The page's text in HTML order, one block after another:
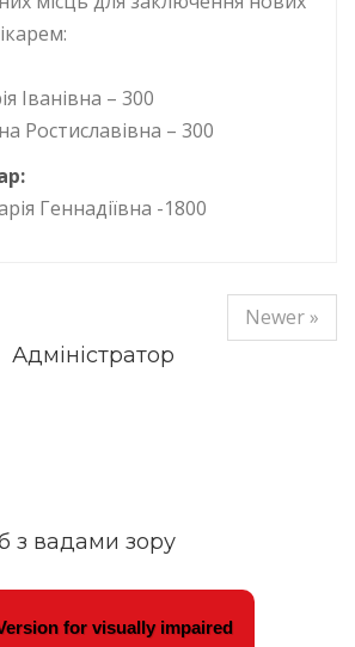
Іванівна – 300
Ростиславівна – 300
Геннадіївна -1800
Newer »
Адміністратор
з вадами зору
for visually impaired